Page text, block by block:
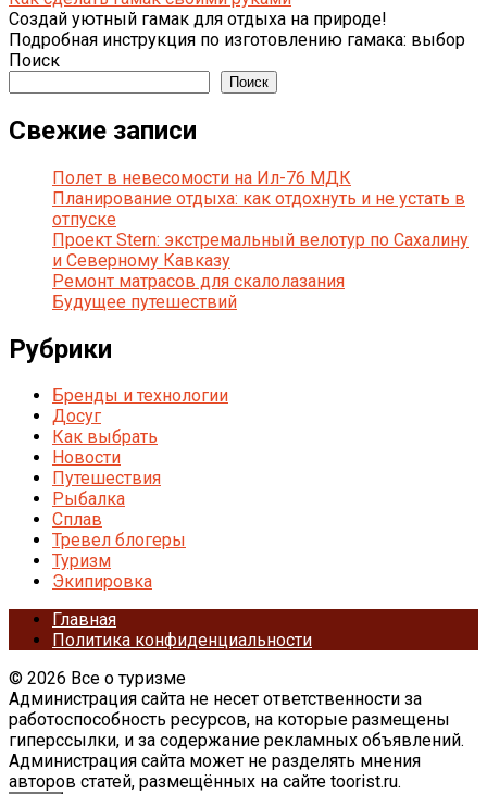
Создай уютный гамак для отдыха на природе!
Подробная инструкция по изготовлению гамака: выбор
Поиск
Поиск
Свежие записи
Полет в невесомости на Ил-76 МДК
Планирование отдыха: как отдохнуть и не устать в
отпуске
Проект Stern: экстремальный велотур по Сахалину
и Северному Кавказу
Ремонт матрасов для скалолазания
Будущее путешествий
Рубрики
Бренды и технологии
Досуг
Как выбрать
Новости
Путешествия
Рыбалка
Сплав
Тревел блогеры
Туризм
Экипировка
Главная
Политика конфиденциальности
© 2026 Все о туризме
Администрация сайта не несет ответственности за
работоспособность ресурсов, на которые размещены
гиперссылки, и за содержание рекламных объявлений.
Администрация сайта может не разделять мнения
авторов статей, размещённых на сайте toorist.ru.